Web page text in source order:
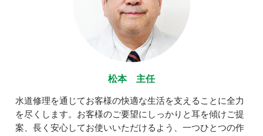
松本 主任
水道修理を通じてお客様の快適な生活を支えることに全力
を尽くします。お客様のご要望にしっかりと耳を傾けご提
案、長く安心してお使いいただけるよう、一つひとつの作